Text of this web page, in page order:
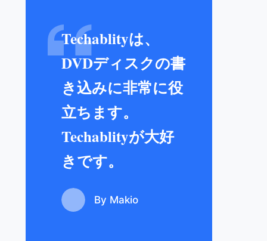
Techablityは、
DVDディスクの書
き込みに非常に役
立ちます。
Techablityが大好
きです。
By Makio